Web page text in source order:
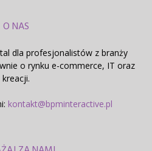
O NAS
dla profesjonalistów z branży
o rynku e-commerce, IT oraz
kreacji.
kontakt@bpminteractive.pl